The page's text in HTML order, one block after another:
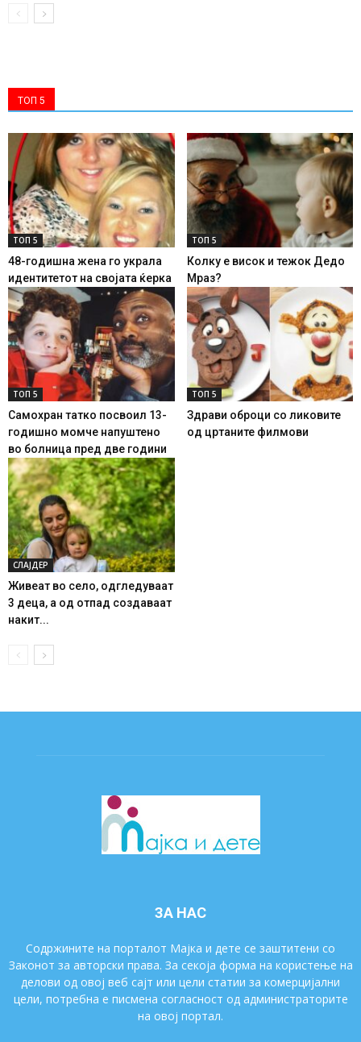
ТОП 5
ТОП 5
48-годишна жена го украла
идентитетот на својата ќерка
ТОП 5
Колку е висок и тежок Дедо
Мраз?
ТОП 5
Самохран татко посвоил 13-
годишно момче напуштено
во болница пред две години
ТОП 5
Здрави оброци со ликовите
од цртаните филмови
СЛАЈДЕР
Живеат во село, одгледуваат
3 деца, а од отпад создаваат
накит...
ЗА НАС
Содржините на порталот Мајка и дете се заштитени со
Законот за авторски права. За секоја форма на користење на
делови од овој веб сајт или цели статии за комерцијални
цели, потребна е писмена согласност од администраторите
на овој портал.